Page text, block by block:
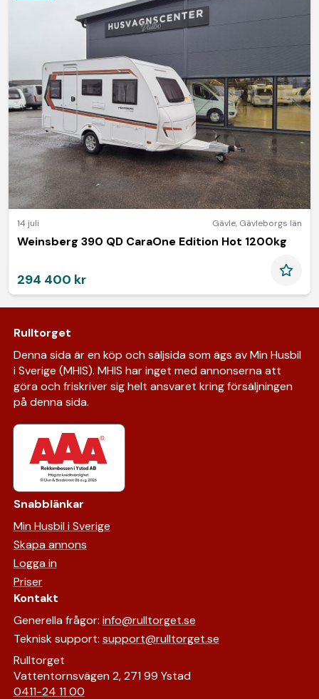
14 juli Gävle, Gävleborgs län
Weinsberg 390 QD CaraOne Edition Hot 1200kg
294 400 kr
Rulltorget
Denna sida är en köp och säljsida som ägs av Min Husbil
i Sverige (MHIS). MHIS har inget med annonserna att
göra och friskriver sig helt ansvaret kring försäljningen
på denna sida.
Snabblänkar
Min Husbil i Sverige
Skapa annons
Logga in
Priser
Kontakt
Generella frågor: info@rulltorget.se
Teknisk support: support@rulltorget.se
Rulltorget
Vattentornsvägen 2, 271 99 Ystad
0411-24 11 00